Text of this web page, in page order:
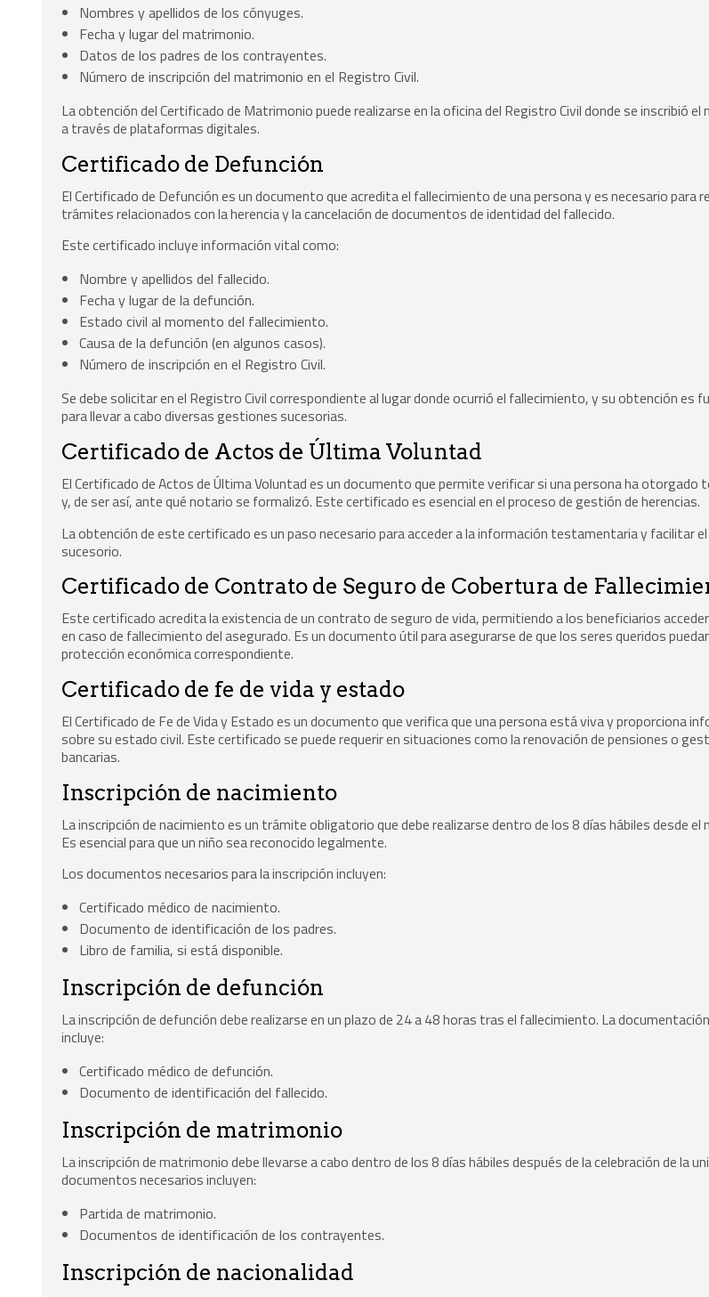
Nombres y apellidos de los cónyuges.
Fecha y lugar del matrimonio.
Datos de los padres de los contrayentes.
Número de inscripción del matrimonio en el Registro Civil.
La obtención del Certificado de Matrimonio puede realizarse en la oficina del Registro Civil donde se inscribió
a través de plataformas digitales.
Certificado de Defunción
El Certificado de Defunción es un documento que acredita el fallecimiento de una persona y es necesario para
trámites relacionados con la herencia y la cancelación de documentos de identidad del fallecido.
Este certificado incluye información vital como:
Nombre y apellidos del fallecido.
Fecha y lugar de la defunción.
Estado civil al momento del fallecimiento.
Causa de la defunción (en algunos casos).
Número de inscripción en el Registro Civil.
Se debe solicitar en el Registro Civil correspondiente al lugar donde ocurrió el fallecimiento, y su obtención es
para llevar a cabo diversas gestiones sucesorias.
Certificado de Actos de Última Voluntad
El Certificado de Actos de Última Voluntad es un documento que permite verificar si una persona ha
y, de ser así, ante qué notario se formalizó. Este certificado es esencial en el proceso de gestión de herencias.
La obtención de este certificado es un paso necesario para acceder a la información testamentaria y facilitar
sucesorio.
Certificado de Contrato de Seguro de Cobertura de
Este certificado acredita la existencia de un contrato de seguro de vida, permitiendo a los beneficiarios
en caso de fallecimiento del asegurado. Es un documento útil para asegurarse de que los seres queridos
protección económica correspondiente.
Certificado de fe de vida y estado
El Certificado de Fe de Vida y Estado es un documento que verifica que una persona está viva y proporciona
sobre su estado civil. Este certificado se puede requerir en situaciones como la renovación de pensiones o
bancarias.
Inscripción de nacimiento
La inscripción de nacimiento es un trámite obligatorio que debe realizarse dentro de los 8 días hábiles desde el
Es esencial para que un niño sea reconocido legalmente.
Los documentos necesarios para la inscripción incluyen:
Certificado médico de nacimiento.
Documento de identificación de los padres.
Libro de familia, si está disponible.
Inscripción de defunción
La inscripción de defunción debe realizarse en un plazo de 24 a 48 horas tras el fallecimiento. La
incluye:
Certificado médico de defunción.
Documento de identificación del fallecido.
Inscripción de matrimonio
La inscripción de matrimonio debe llevarse a cabo dentro de los 8 días hábiles después de la celebración de la
documentos necesarios incluyen:
Partida de matrimonio.
Documentos de identificación de los contrayentes.
Inscripción de nacionalidad